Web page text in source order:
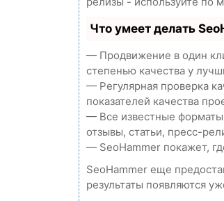
Что умеет делать
— Продвижение в один
степенью качества у
— Регулярная проверка
показателей качества
— Все известные
отзывы, статьи, пресс-
— SeoHammer покажет,
SeoHammer еще
результаты появляются